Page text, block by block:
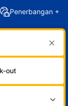
Penerbangan +
out